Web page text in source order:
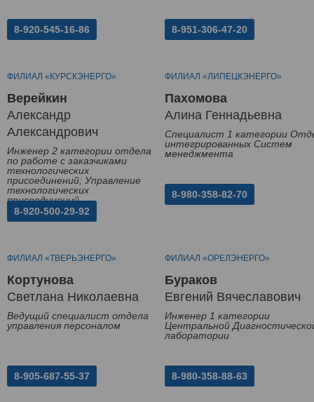
8-920-545-16-86 8-951-306-47-20
ФИЛИАЛ «КУРСКЭНЕРГО»
Верейкин
Александр
Александрович
Инженер 2 категории отдела
по работе с заказчиками
технологических
присоединений; Управление
технологических
присоединений
8-920-500-29-92
ФИЛИАЛ «ЛИПЕЦКЭНЕРГО»
Пахомова
Алина Геннадьевна
Специалист 1 категории
интегрированных Систем
менеджмента
8-980-358-82-70
ФИЛИАЛ «ТВЕРЬЭНЕРГО»
Кортунова
Светлана Николаевна
Ведущий специалист отдела
управления персоналом
8-905-687-55-37
ФИЛИАЛ «ОРЕЛЭНЕРГО»
Бураков
Евгений Вячеславович
Инженер 1 категории
Центральной
лаборатории
8-980-358-88-63